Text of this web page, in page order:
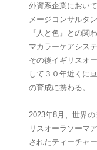
外資系企業におい
メージコンサルタ
『人と色』との関
マカラーケアシス
その後イギリスオ
して３０年近くに
の育成に携わる。
2023年8月、世界
リスオーラソーマ
されたティーチャ